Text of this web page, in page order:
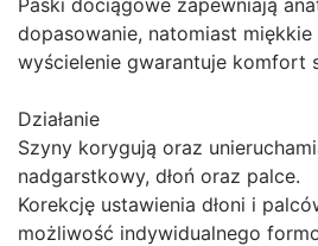
dopasowanie, natomiast miękkie
wyścielenie gwarantuje komfort
Działanie
Szyny korygują oraz
nadgarstkowy, dłoń oraz palce.
Korekcję ustawienia dłoni i
możliwość indywidualnego